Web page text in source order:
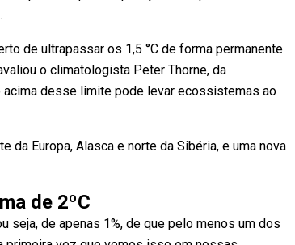
de ultrapassar os 1,5 °C de forma permanente
o climatologista Peter Thorne, da
acima desse limite pode levar ecossistemas ao
da Europa, Alasca e norte da Sibéria, e uma nova
de 2ºC
seja, de apenas 1%, de que pelo menos um dos